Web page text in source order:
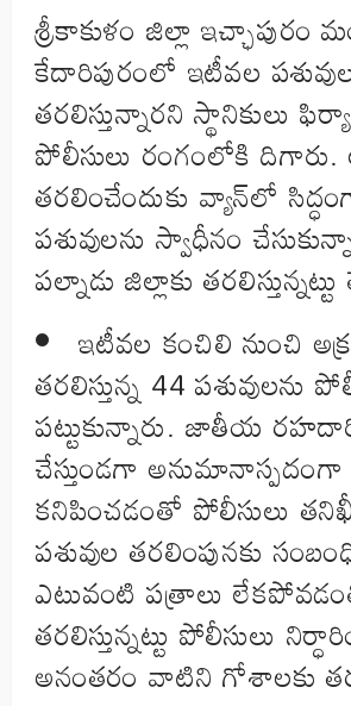
శ్రీకాకుళం జిల్లా ఇచ్ఛాపురం
కేదారిపురంలో ఇటీవల
తరలిస్తున్నారని స్థానికులు
పోలీసులు రంగంలోకి
తరలించేందుకు వ్యాన్‌లో
పశువులను స్వాధీనం
పల్నాడు జిల్లాకు
ఇటీవల కంచిలి నుంచి
తరలిస్తున్న 44 పశువులను
పట్టుకున్నారు. జాతీయ
చేస్తుండగా
కనిపించడంతో పోలీసులు
పశువుల తరలింపునకు
ఎటువంటి పత్రాలు
తరలిస్తున్నట్టు పోలీసులు
అనంతరం వాటిని గోశాలకు